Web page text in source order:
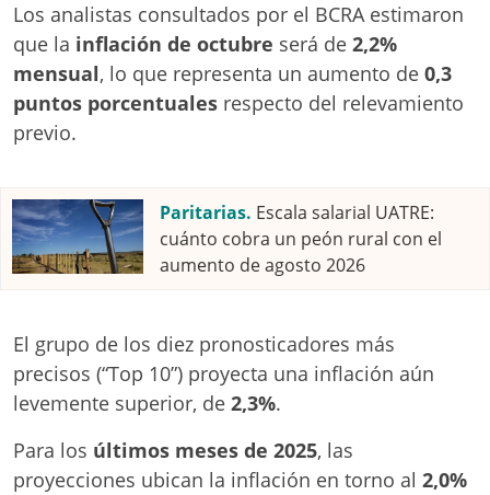
Los analistas consultados por el BCRA estimaron
que la inflación de octubre será de 2,2%
mensual, lo que representa un aumento de 0,3
puntos porcentuales respecto del relevamiento
previo.
Paritarias. Escala salarial UATRE:
cuánto cobra un peón rural con el
aumento de agosto 2026
El grupo de los diez pronosticadores más
precisos (“Top 10”) proyecta una inflación aún
levemente superior, de 2,3%.
Para los últimos meses de 2025, las
proyecciones ubican la inflación en torno al 2,0%